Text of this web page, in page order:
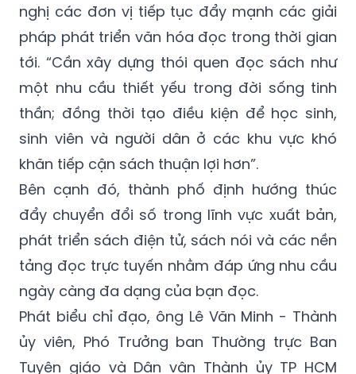
nghị các đơn vị tiếp tục đẩy mạnh các giải
pháp phát triển văn hóa đọc trong thời gian
tới. “Cần xây dựng thói quen đọc sách như
một nhu cầu thiết yếu trong đời sống tinh
thần; đồng thời tạo điều kiện để học sinh,
sinh viên và người dân ở các khu vực khó
khăn tiếp cận sách thuận lợi hơn”.
Bên cạnh đó, thành phố định hướng thúc
đẩy chuyển đổi số trong lĩnh vực xuất bản,
phát triển sách điện tử, sách nói và các nền
tảng đọc trực tuyến nhằm đáp ứng nhu cầu
ngày càng đa dạng của bạn đọc.
Phát biểu chỉ đạo, ông Lê Văn Minh - Thành
ủy viên, Phó Trưởng ban Thường trực Ban
Tuyên giáo và Dân vận Thành ủy TP HCM